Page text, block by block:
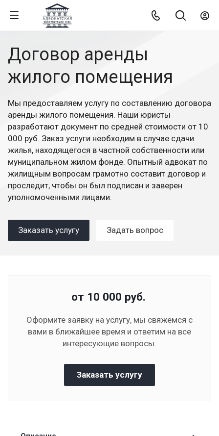
Договор аренды
жилого помещения
Мы предоставляем услугу по составлению договора
аренды жилого помещения. Наши юристы
разработают документ по средней стоимости от 10
000 руб. Заказ услуги необходим в случае сдачи
жилья, находящегося в частной собственности или
муниципальном жилом фонде. Опытный адвокат по
жилищным вопросам грамотно составит договор и
проследит, чтобы он был подписан и заверен
уполномоченными лицами.
Заказать услугу Задать вопрос
от 10 000 руб.
Оформите заявку на услугу, мы свяжемся с
вами в ближайшее время и ответим на все
интересующие вопросы.
Заказать услугу